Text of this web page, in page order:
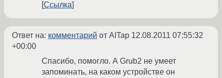
Ссылка
Ответ на: комментарий от AITap 12.08.2011 07:55:32
+00:00
Спасибо, помогло. А Grub2 не умеет
запоминать, на каком устройстве он